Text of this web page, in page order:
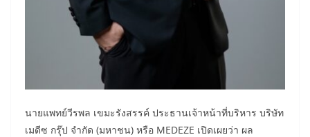
นายแพทย์วีรพล เขมะรังสรรค์ ประธานเจ้าหน้าที่บริหาร บริษัท
เมดีซ กรุ๊ป จำกัด (มหาชน) หรือ MEDEZE เปิดเผยว่า ผล